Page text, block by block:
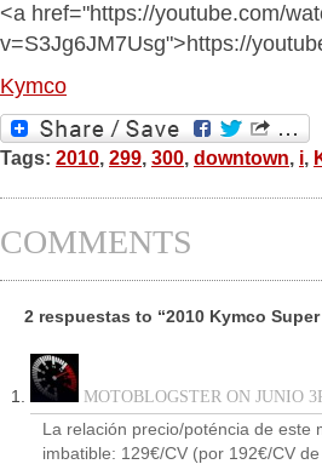
<a href="https://youtube.com/
v=S3Jg6JM7Usg">https://
Kymco
Tags: 2010, 299, 300, downtown, i,
COMMENTS
2 respuestas to “2010 Kymco
MOTOBLOGSTER ON JUNIO
La relación precio/poténcia de este
imbatible: 129€/CV (por 192€/CV